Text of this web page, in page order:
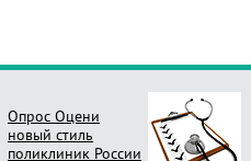
Опрос Оцени
новый стиль
поликлиник России